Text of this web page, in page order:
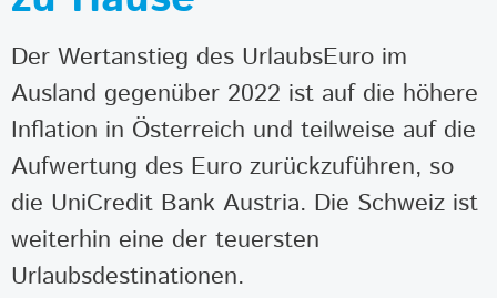
Der Wertanstieg des UrlaubsEuro im
Ausland gegenüber 2022 ist auf die höhere
Inflation in Österreich und teilweise auf die
Aufwertung des Euro zurückzuführen, so
die UniCredit Bank Austria. Die Schweiz ist
weiterhin eine der teuersten
Urlaubsdestinationen.